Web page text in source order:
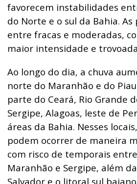
favorecem instabilidades
do Norte e o sul da Bahia.
entre fracas e moderadas,
maior intensidade e
Ao longo do dia, a chuva
norte do Maranhão e do
parte do Ceará, Rio Grande
Sergipe, Alagoas, leste de
áreas da Bahia. Nesses
podem ocorrer de maneira
com risco de temporais
Maranhão e Sergipe, além
Salvador e o litoral sul